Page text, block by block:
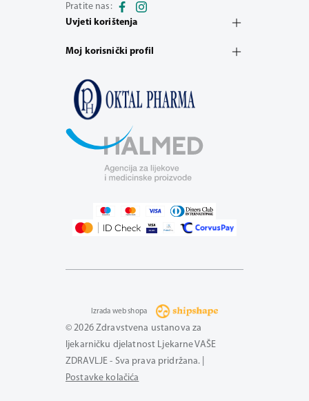
Pratite nas:
Uvjeti korištenja
Moj korisnički profil
© 2026 Zdravstvena ustanova za
ljekarničku djelatnost Ljekarne VAŠE
ZDRAVLJE - Sva prava pridržana. |
Postavke kolačića
Izrada web shopa